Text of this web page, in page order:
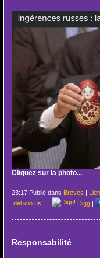
Cliquez sur la photo...
23:17 Publié dans Brèves |
del.icio.us | | Digg|
Responsabilité